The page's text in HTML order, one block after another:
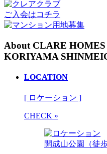
ご入会はコチラ
About CLARE HOMES
KORIYAMA
LOCATION
[ ロケーション ]
CHECK »
開成山公園（徒